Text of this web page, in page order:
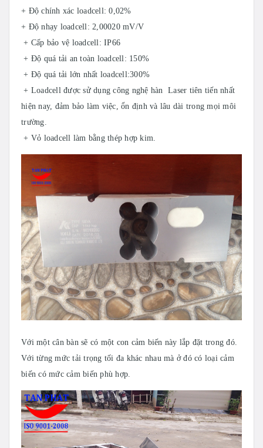
+ Độ chính xác loadcell: 0,02%
+ Độ nhạy loadcell: 2,00020 mV/V
+ Cấp bảo vệ loadcell: IP66
+ Độ quá tải an toàn loadcell: 150%
+ Độ quá tải lớn nhất loadcell:300%
+ Loadcell được sử dụng công nghệ hàn Laser tiên tiến nhất
hiện nay, đảm bảo làm việc, ổn định và lâu dài trong mọi môi
trường.
+ Vỏ loadcell làm bằng thép hợp kim.
Với một cân bàn sẽ có một con cảm biến này lắp đặt trong đó.
Với từng mức tải trọng tối đa khác nhau mà ở đó có loại cảm
biến có mức cảm biến phù hợp.